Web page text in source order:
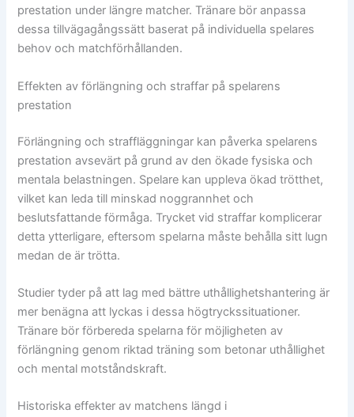
prestation under längre matcher. Tränare bör anpassa
dessa tillvägagångssätt baserat på individuella spelares
behov och matchförhållanden.
Effekten av förlängning och straffar på spelarens
prestation
Förlängning och straffläggningar kan påverka spelarens
prestation avsevärt på grund av den ökade fysiska och
mentala belastningen. Spelare kan uppleva ökad trötthet,
vilket kan leda till minskad noggrannhet och
beslutsfattande förmåga. Trycket vid straffar komplicerar
detta ytterligare, eftersom spelarna måste behålla sitt lugn
medan de är trötta.
Studier tyder på att lag med bättre uthållighetshantering är
mer benägna att lyckas i dessa högtryckssituationer.
Tränare bör förbereda spelarna för möjligheten av
förlängning genom riktad träning som betonar uthållighet
och mental motståndskraft.
Historiska effekter av matchens längd i